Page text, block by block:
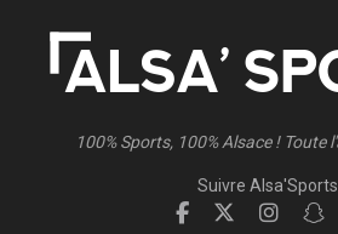
100% Sports, 100% Alsace !
Suivre Alsa'Sports